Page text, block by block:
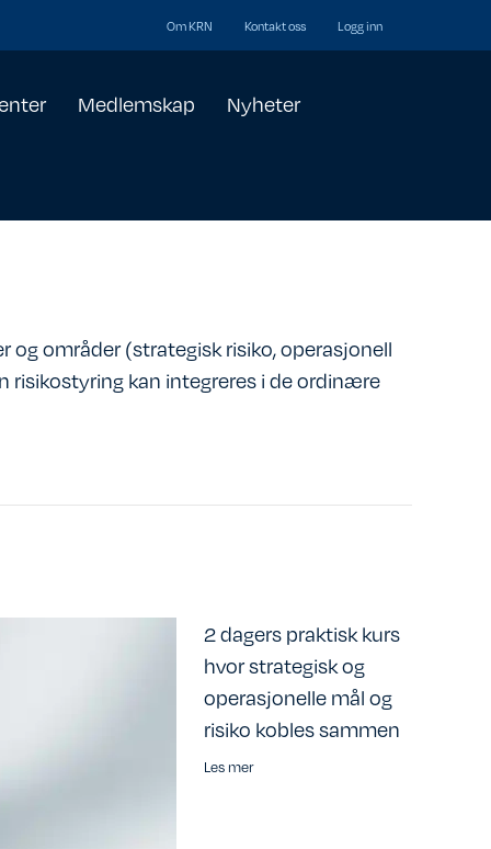
Om KRN Kontakt oss Logg inn
Medlemskap Nyheter
og områder (strategisk risiko, operasjonell
risikostyring kan integreres i de ordinære
2 dagers praktisk kurs
hvor strategisk og
operasjonelle mål og
risiko kobles sammen
Les mer